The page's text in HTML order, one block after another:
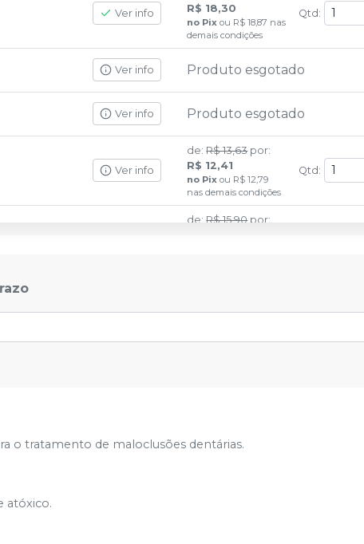
Ver info
R$ 18,30
no Pix ou R$ 18,87 nas
demais condições
Qtd :
Ver info Produto esgotado
Ver info Produto esgotado
Ver info
de: R$ 13,63 por:
R$ 12,41
no Pix ou R$ 12,79
nas demais condições
Qtd :
de: R$ 15,90 por:
o tratamento de maloclusões dentárias.
atóxico.